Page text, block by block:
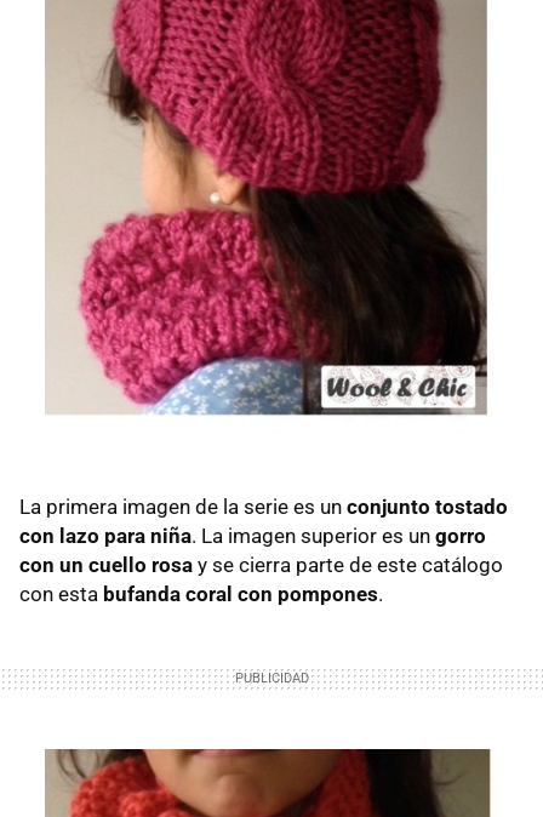
La primera imagen de la serie es un conjunto tostado
con lazo para niña. La imagen superior es un gorro
con un cuello rosa y se cierra parte de este catálogo
con esta bufanda coral con pompones.